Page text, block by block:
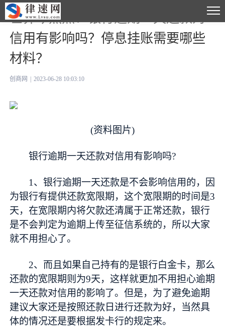
世界今热点：银行逾期一天还款对
信用有影响吗？停息挂账需要哪些
材料？
创商网 2023-06-28 10:03:10
(资料图片)
银行逾期一天还款对信用有影响吗?
1、银行逾期一天还款是不会影响信用的，因
为银行有提供还款宽限期，这个宽限期的时间是3
天，在宽限期内将欠款还清属于正常还款，银行
是不会判定为逾期上传至征信系统的，所以大家
就不用担心了。
2、而且如果自己持有的是银行白金卡，那么
还款的宽限期则为9天，这样就更加不用担心逾期
一天还款对信用的影响了。但是，为了避免逾期
建议大家还是按照还款日进行还款为好，当然具
体的情况还是要根据发卡行的规定来。